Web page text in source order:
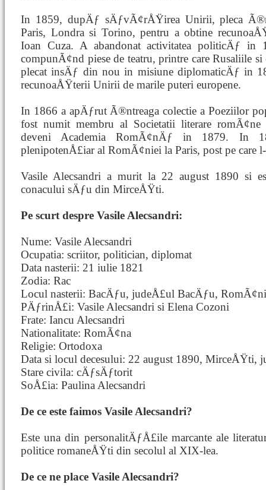
In 1859, dupÄƒ sÄƒvÃ¢rÅŸirea Unirii, pleca
Paris, Londra si Torino, pentru a obtine
Ioan Cuza. A abandonat activitatea politicÄƒ in
compunÃ¢nd piese de teatru, printre care Rusaliile
plecat insÄƒ din nou in misiune diplomaticÄƒ in
recunoaÅŸterii Unirii de marile puteri europene.
In 1866 a apÄƒrut Ã®ntreaga colectie a Poeziilor
fost numit membru al Societatii literare
deveni Academia RomÃ¢nÄƒ in 1879. In
plenipotenÅ£iar al RomÃ¢niei la Paris, post pe care
Vasile Alecsandri a murit la 22 august 1890 si
conacului sÄƒu din MirceÅŸti.
Pe scurt despre Vasile Alecsandri:
Nume: Vasile Alecsandri
Ocupatia: scriitor, politician, diplomat
Data nasterii: 21 iulie 1821
Zodia: Rac
Locul nasterii: BacÄƒu, judeÅ£ul BacÄƒu,
PÄƒrinÅ£i: Vasile Alecsandri si Elena Cozoni
Frate: Iancu Alecsandri
Nationalitate: RomÃ¢na
Religie: Ortodoxa
Data si locul decesului: 22 august 1890, MirceÅŸti,
Stare civila: cÄƒsÄƒtorit
SoÅ£ia: Paulina Alecsandri
De ce este faimos Vasile Alecsandri?
Este una din personalitÄƒÅ£ile marcante ale
politice romaneÅŸti din secolul al XIX-lea.
De ce ne place Vasile Alecsandri?